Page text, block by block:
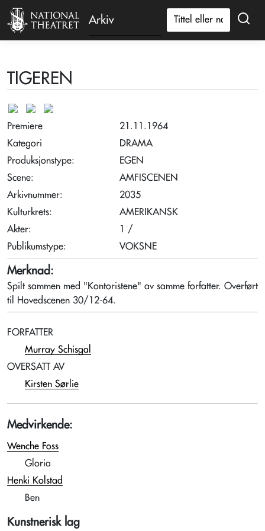
Arkiv
TIGEREN
Premiere
21.11.1964
Kategori
DRAMA
Produksjonstype:
EGEN
Scene:
AMFISCENEN
Arkivnummer:
2035
Kulturkrets:
AMERIKANSK
Akter:
1 /
Publikumstype:
VOKSNE
Merknad:
Spilt sammen med "Kontoristene" av samme forfatter. Overført
til Hovedscenen 30/12-64.
FORFATTER
Murray Schisgal
OVERSATT AV
Kirsten Sørlie
Medvirkende:
Wenche Foss
Gloria
Henki Kolstad
Ben
Kunstnerisk lag